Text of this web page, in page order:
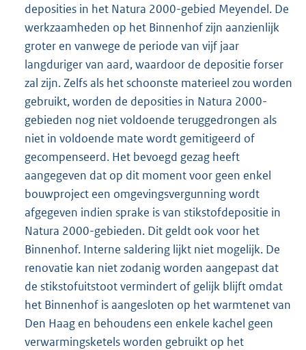
deposities in het Natura 2000-gebied Meyendel. De
werkzaamheden op het Binnenhof zijn aanzienlijk
groter en vanwege de periode van vijf jaar
langduriger van aard, waardoor de depositie forser
zal zijn. Zelfs als het schoonste materieel zou worden
gebruikt, worden de deposities in Natura 2000-
gebieden nog niet voldoende teruggedrongen als
niet in voldoende mate wordt gemitigeerd of
gecompenseerd. Het bevoegd gezag heeft
aangegeven dat op dit moment voor geen enkel
bouwproject een omgevingsvergunning wordt
afgegeven indien sprake is van stikstofdepositie in
Natura 2000-gebieden. Dit geldt ook voor het
Binnenhof. Interne saldering lijkt niet mogelijk. De
renovatie kan niet zodanig worden aangepast dat
de stikstofuitstoot vermindert of gelijk blijft omdat
het Binnenhof is aangesloten op het warmtenet van
Den Haag en behoudens een enkele kachel geen
verwarmingsketels worden gebruikt op het